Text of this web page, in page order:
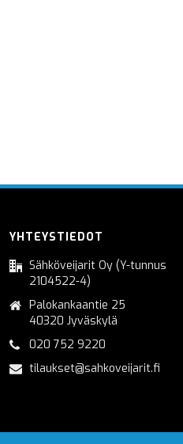
YHTEYSTIEDOT
Sähköveijarit Oy (Y-tunnus
2104522-4)
Palokankaantie 25
40320 Jyväskylä
020 752 9220
tilaukset@sahkoveijarit.fi